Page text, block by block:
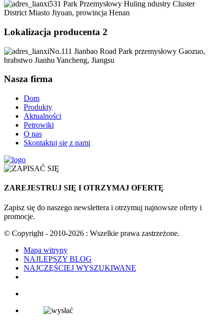
531 Park Przemysłowy Huling ndustry Cluster
District Miasto Jiyuan, prowincja Henan
Lokalizacja producenta 2
No.111 Jianbao Road Park przemysłowy Gaozuo,
hrabstwo Jianhu Yancheng, Jiangsu
Nasza firma
Dom
Produkty
Aktualności
Petrowiki
O nas
Skontaktuj się z nami
ZAREJESTRUJ SIĘ I OTRZYMAJ OFERTĘ
Zapisz się do naszego newslettera i otrzymuj najnowsze oferty i
promocje.
© Copyright - 2010-2026 : Wszelkie prawa zastrzeżone.
Mapa witryny
NAJLEPSZY BLOG
NAJCZĘŚCIEJ WYSZUKIWANE